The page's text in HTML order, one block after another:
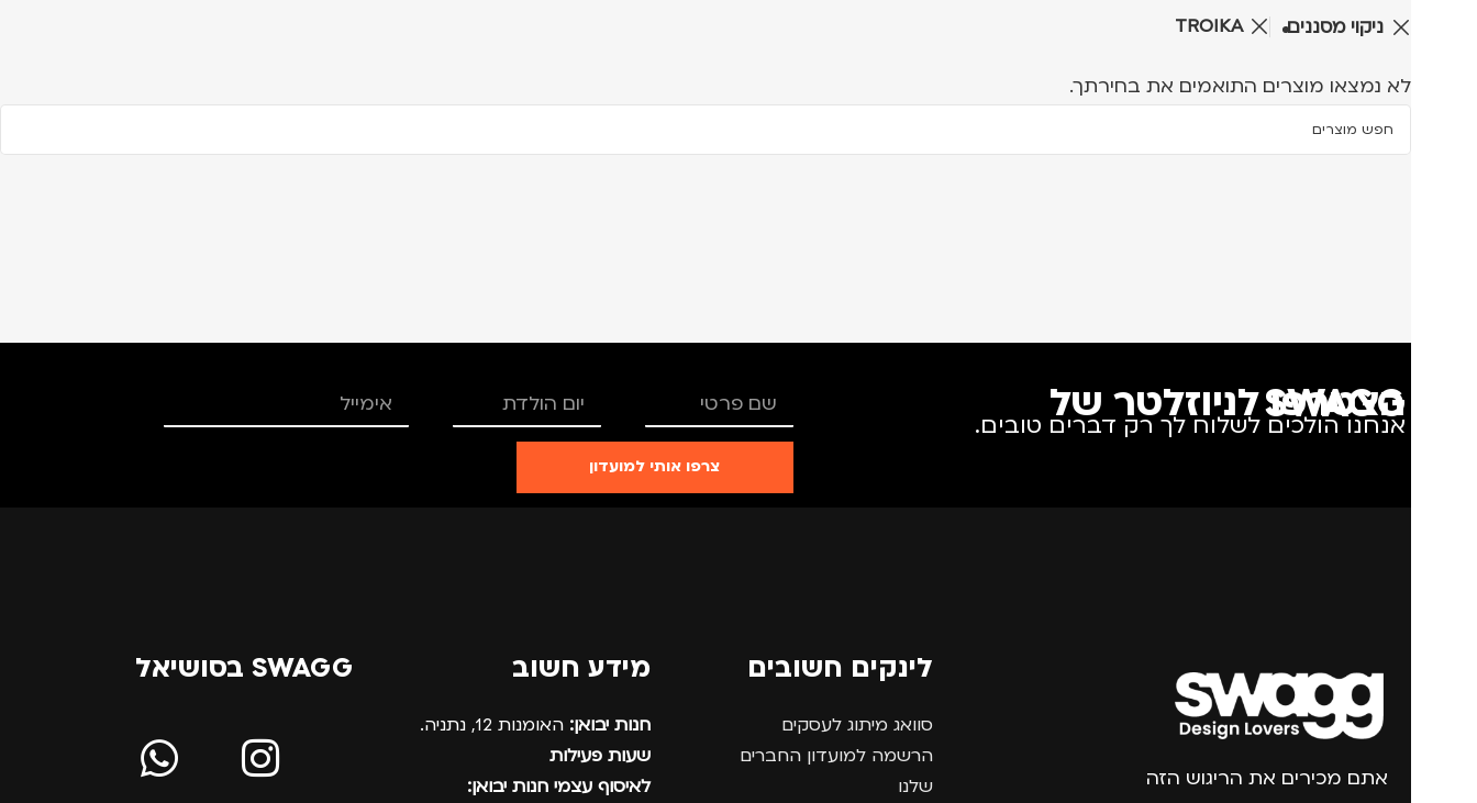
ניקוי מסננים TROIKA
לא נמצאו מוצרים התואמים את בחירתך.
הצטרפו לניוזלטר של SWAGG
אנחנו הולכים לשלוח לך רק דברים טובים.
צרפו אותי למועדון
אתם מכירים את הריגוש הזה
לינקים חשובים
סוואג מיתוג לעסקים
הרשמה למועדון החברים
שלנו
מידע חשוב
חנות יבואן: האומנות 12, נתניה.
שעות פעילות
לאיסוף עצמי חנות יבואן:
SWAGG בסושיאל